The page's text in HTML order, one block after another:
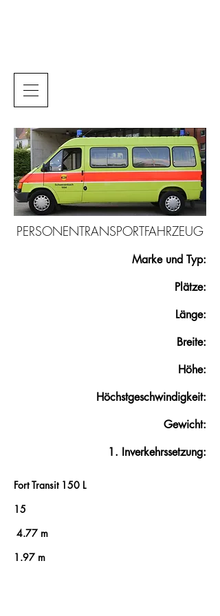
PERSONENTRANSPORTFAHRZEUG
Marke und Typ:
Plätze:
Länge:
Breite:
Höhe:
Höchstgeschwindigkeit:
Gewicht:
1. Inverkehrssetzung:
Fort Transit 150 L
15
4.77 m
1.97 m